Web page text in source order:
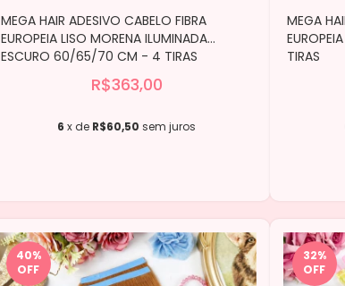
MEGA HAIR ADESIVO CABELO FIBRA
EUROPEIA LISO MORENA ILUMINADA
ESCURO 60/65/70 CM - 4 TIRAS
R$363,00
6 x de R$60,50 sem juros
MEGA
TIRAS
40%
OFF
32%
OFF